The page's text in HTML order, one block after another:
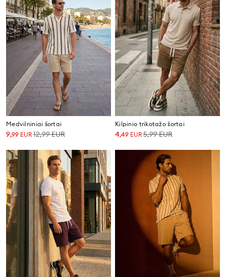
Medvilniniai šortai
9,99 EUR 12,99EUR
Kilpinio trikotažo šortai
4,49 EUR 5,99EUR